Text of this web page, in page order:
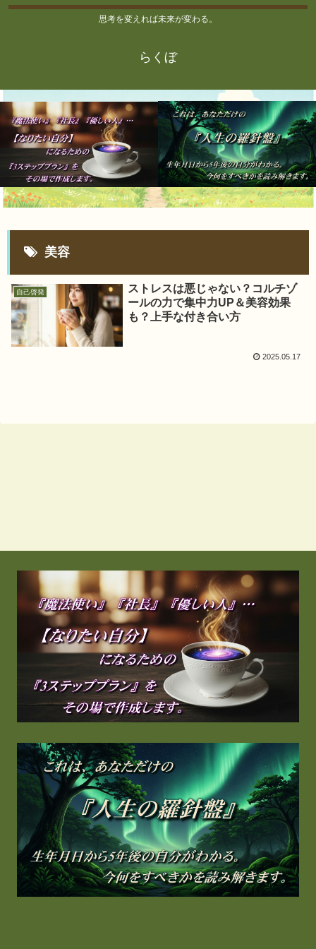
思考を変えれば未来が変わる。
らくぼ
美容
自己啓発
ストレスは悪じゃない？コルチゾ
ールの力で集中力UP＆美容効果
も？上手な付き合い方
2025.05.17